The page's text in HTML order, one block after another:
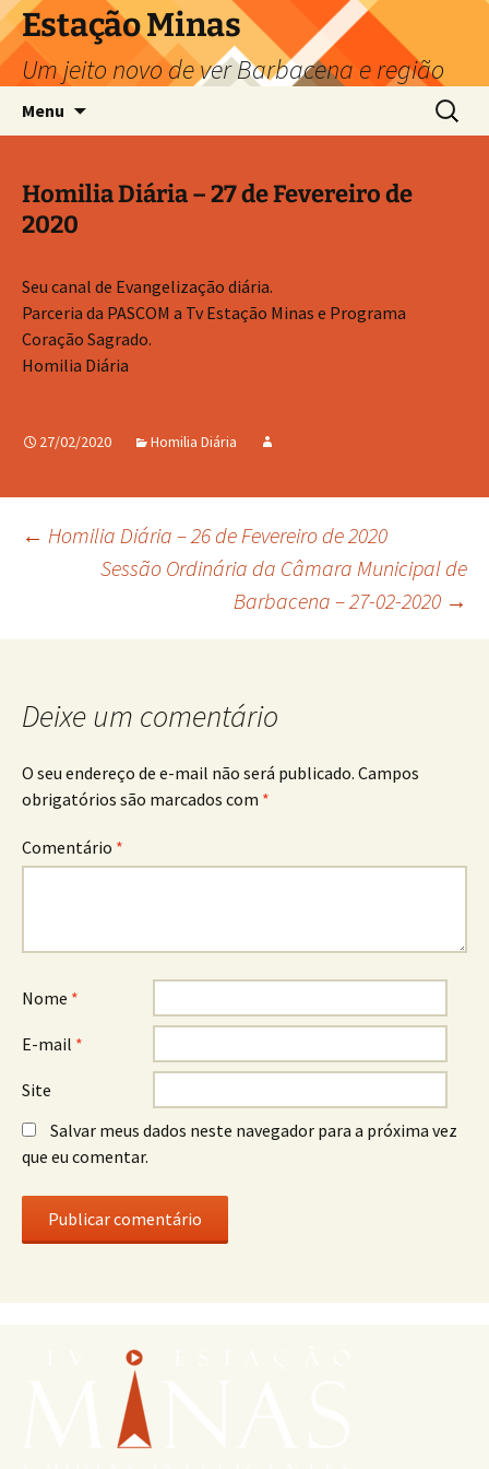
Pular
para
o
conteúdo
Estação Minas
Um jeito novo de ver Barbacena e região
Menu
por:
Homilia Diária – 27 de Fevereiro de
2020
Seu canal de Evangelização diária.
Parceria da PASCOM a Tv Estação Minas e Programa
Coração Sagrado.
Homilia Diária
27/02/2020 Homilia Diária
Navegação
← Homilia Diária – 26 de Fevereiro de 2020
Sessão Ordinária da Câmara Municipal de
Barbacena – 27-02-2020 →
Deixe um comentário
O seu endereço de e-mail não será publicado. Campos
obrigatórios são marcados com *
Comentário *
Nome *
E-mail *
Site
Salvar meus dados neste navegador para a próxima vez
que eu comentar.